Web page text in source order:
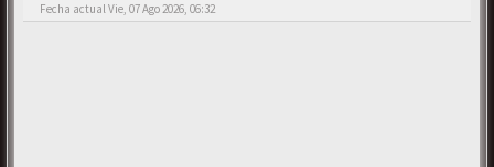
Fecha actual Vie, 07 Ago 2026, 06:32